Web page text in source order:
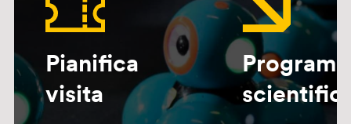
Pianifica
visita